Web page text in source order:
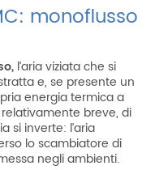
monoflusso
l’aria viziata che si
e, se presente un
energia termica a
breve, di
si inverte: l’aria
lo scambiatore di
negli ambienti.